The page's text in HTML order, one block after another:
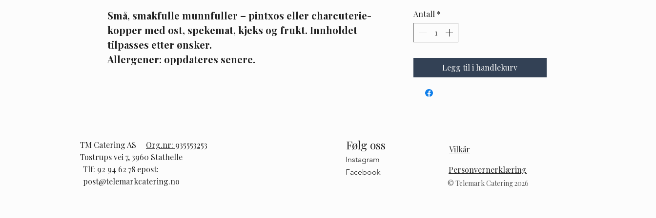
Små, smakfulle munnfuller – pintxos eller charcuterie-
kopper med ost, spekemat, kjeks og frukt. Innholdet
tilpasses etter ønsker.
Allergener: oppdateres senere.
Antall *
Legg til i handlekurv
TM Catering AS Org.nr: 935553253
Tostrups vei 7, 3960 Stathelle
Tlf: 92 94 62 78 epost:
post@telemarkcatering.no
Følg oss
Instagram
Facebook
Vilkår
Personvernerklæring
© Telemark Catering 2026